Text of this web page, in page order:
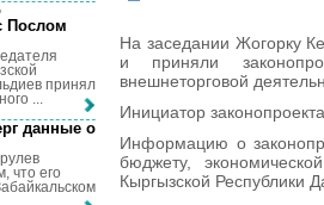
На заседании Жогорку
и приняли
внешнеторговой
Инициатор
Информацию о
бюджету,
Кыргызской Республики
Послом
принял
...
данные о
что его